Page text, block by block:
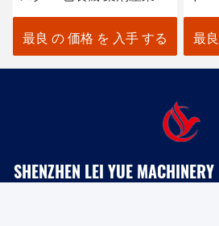
おけるブリスター
最良 の 価格 を 入手 する
封の
ン
最
SHENZHEN LEI YUE